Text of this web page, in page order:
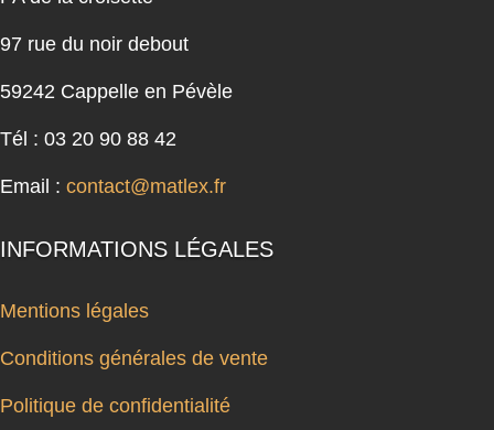
97 rue du noir debout
59242 Cappelle en Pévèle
Tél : 03 20 90 88 42
Email : contact@matlex.fr
INFORMATIONS LÉGALES
Mentions légales
Conditions générales de vente
Politique de confidentialité